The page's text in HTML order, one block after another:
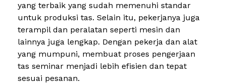
yang terbaik yang sudah memenuhi standar
untuk produksi tas. Selain itu, pekerjanya juga
terampil dan peralatan seperti mesin dan
lainnya juga lengkap. Dengan pekerja dan alat
yang mumpuni, membuat proses pengerjaan
tas seminar menjadi lebih efisien dan tepat
sesuai pesanan.